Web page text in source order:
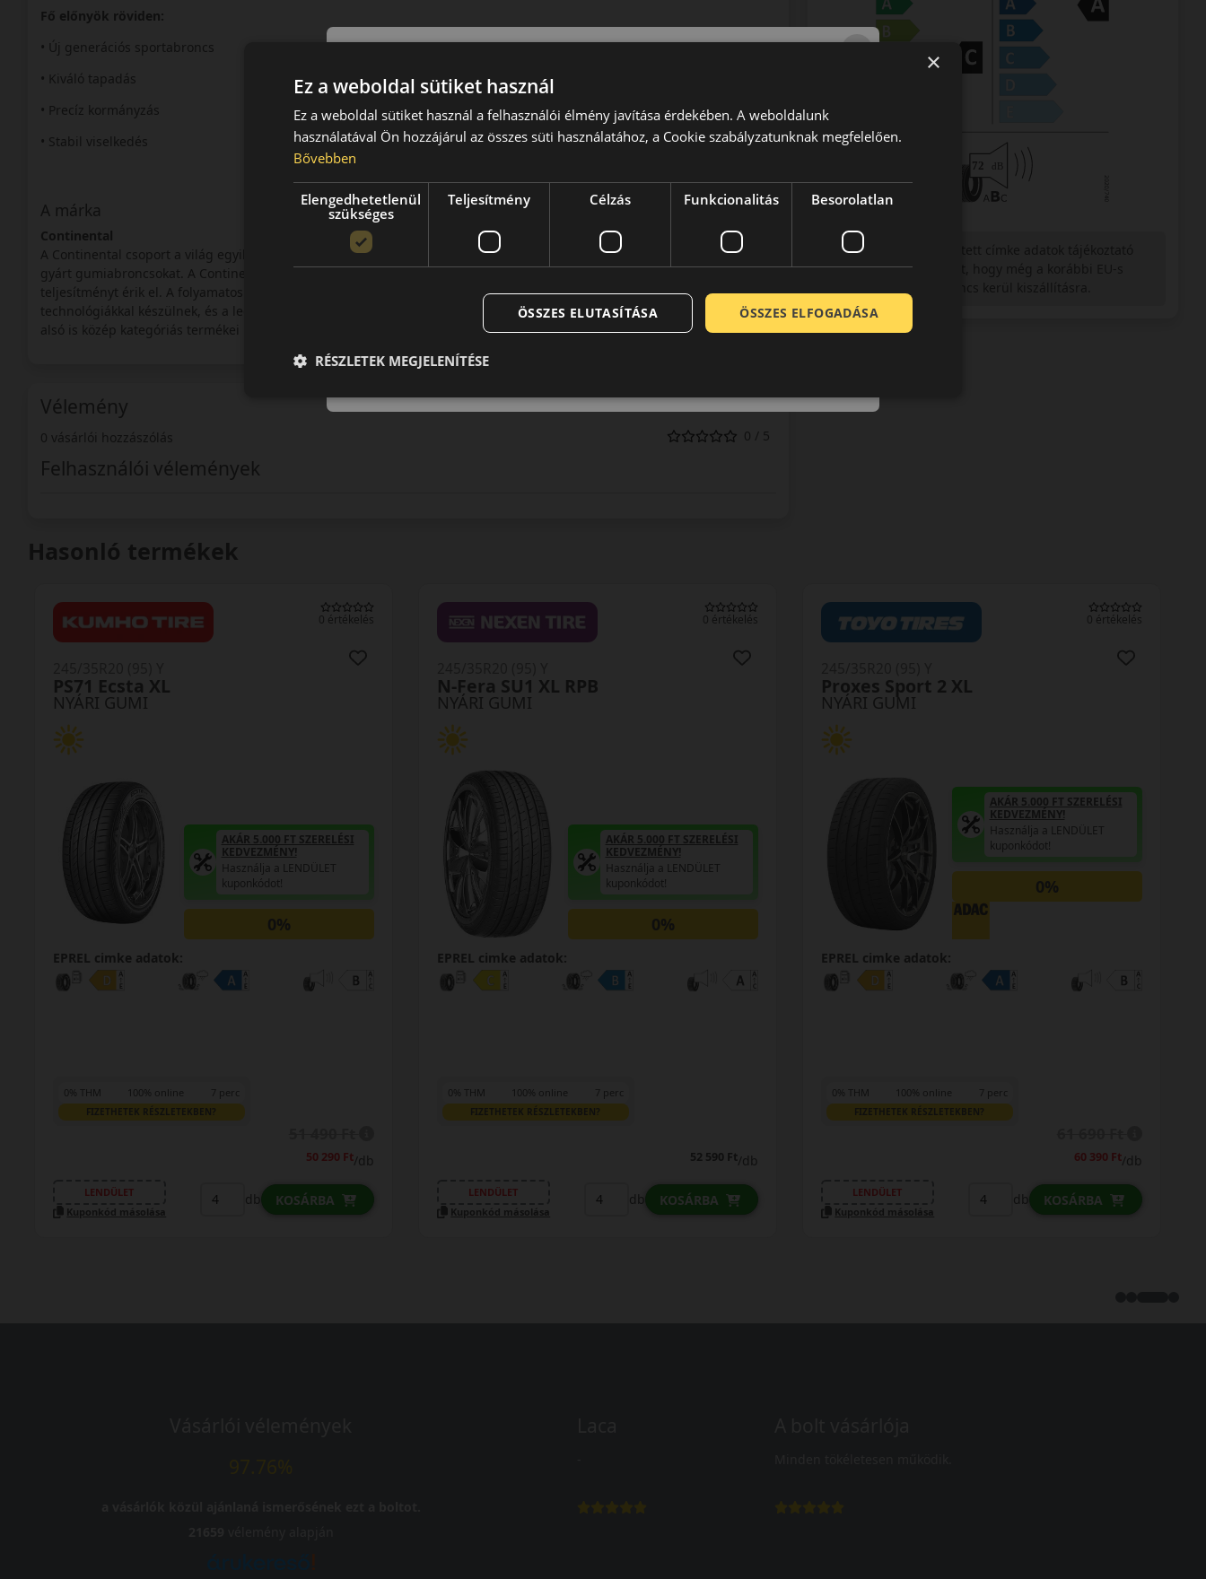
Fő előnyök röviden:
• Új generációs sportabroncs
• Kiváló tapadás
• Precíz kormányzás
• Stabil viselkedés
A márka
Continental
A Continental csoport a világ egyik legnagyobb autói-alkatrész gyártással foglalkozó vállalata. Közel másfél évszázada
gyárt gumiabroncsokat. A Continental abroncsok a prémium kategórián belül is az egyik legmagasabb minőséget és
teljesítményt érik el. A folyamatos innovációnak köszönhetően termékeik a legmodernebb összetevőkből a legkorszerűbb
technológiákkal készülnek, és a legmagasabb elvárásoknak is megfelelnek. Németesen stabil jó minőségükkel még a gyár
alsó is közép kategóriás termékei is felhívják magukra a figyelmet.
Vélemény
0 vásárlói hozzászólás 0 / 5
Felhasználói vélemények
Figyelem a feltüntetett címke adatok tájékoztató
jellegűek. Előfordulhat, hogy még a korábbi EU-s
Hasonló termékek
0 értékelés
NYÁRI GUMI
PS71 Ecsta XL
AKÁR 5.000 FT SZERELÉSI
KEDVEZMÉNY!
Használja a LENDÜLET
kuponkódot!
0%
EPREL cimke adatok:
0% THM 100% online 7 perc
FIZETHETEK RÉSZLETEKBEN?
50 290 Ft/db
LENDÜLET
Kuponkód másolása
db KOSÁRBA
0 értékelés
NYÁRI GUMI
N-Fera SU1 XL RPB
AKÁR 5.000 FT SZERELÉSI
KEDVEZMÉNY!
Használja a LENDÜLET
kuponkódot!
0%
EPREL cimke adatok:
0% THM 100% online 7 perc
FIZETHETEK RÉSZLETEKBEN?
52 590 Ft/db
LENDÜLET
Kuponkód másolása
db KOSÁRBA
0 értékelés
NYÁRI GUMI
Proxes Sport 2 XL
AKÁR 5.000 FT SZERELÉSI
KEDVEZMÉNY!
Használja a LENDÜLET
kuponkódot!
0%
EPREL cimke adatok:
0% THM 100% online 7 perc
FIZETHETEK RÉSZLETEKBEN?
60 390 Ft/db
LENDÜLET
Kuponkód másolása
db KOSÁRBA
×
Ez a weboldal sütiket használ
Ez a weboldal sütiket használ a felhasználói élmény javítása érdekében. A weboldalunk
használatával Ön hozzájárul az összes süti használatához, a Cookie szabályzatunknak megfelelően.
Bővebben
Elengedhetetlenül
szükséges
Teljesítmény Célzás Funkcionalitás Besorolatlan
ÖSSZES ELFOGADÁSA
ÖSSZES ELUTASÍTÁSA
RÉSZLETEK MEGJELENÍTÉSE